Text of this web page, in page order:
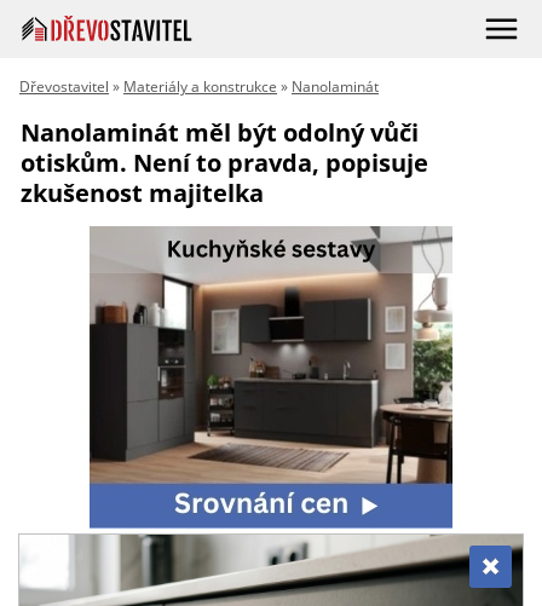
Dřevostavitel » Materiály a konstrukce » Nanolaminát
Nanolaminát měl být odolný vůči
otiskům. Není to pravda, popisuje
zkušenost majitelka